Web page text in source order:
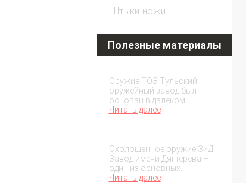
Штыки-ножи
Полезные материалы
Оружие ТОЗ Тульский
оружейный завод был
основан в далеком…
Читать далее
Охолощенное оружие ЗиД
Завод имени Дягтерева –
один из основных…
Читать далее